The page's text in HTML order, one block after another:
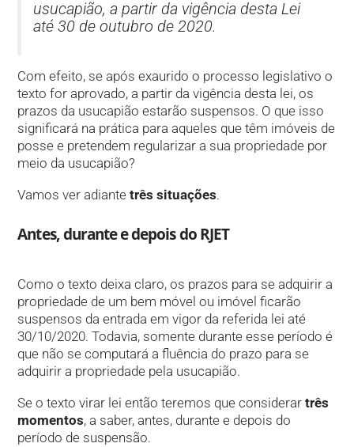
usucapião, a partir da vigência desta Lei
até 30 de outubro de 2020.
Com efeito, se após exaurido o processo legislativo o
texto for aprovado, a partir da vigência desta lei, os
prazos da usucapião estarão suspensos. O que isso
significará na prática para aqueles que têm imóveis de
posse e pretendem regularizar a sua propriedade por
meio da usucapião?
Vamos ver adiantetrês situações.
Antes, durante e depois do RJET
Como o texto deixa claro, os prazos para se adquirir a
propriedade de um bem móvel ou imóvel ficarão
suspensos da entrada em vigor da referida lei até
30/10/2020. Todavia, somente durante esse período é
que não se computará a fluência do prazo para se
adquirir a propriedade pela usucapião.
Se o texto virar lei então teremos que considerartrês
momentos, a saber, antes, durante e depois do
período de suspensão.